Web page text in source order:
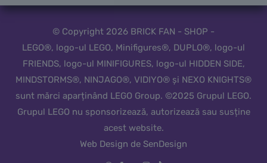
© Copyright 2026 BRICK FAN - SHOP -
LEGO®, logo-ul LEGO, Minifigures®, DUPLO®, logo-ul
FRIENDS, logo-ul MINIFIGURES, logo-ul HIDDEN SIDE,
MINDSTORMS®, NINJAGO®, VIDIYO® și NEXO KNIGHTS®
sunt mărci aparținând LEGO Group. ©2025 Grupul LEGO.
Grupul LEGO nu sponsorizează, autorizează sau susține
acest website.
Web Design de SenDesign